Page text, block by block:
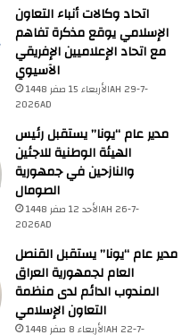
منظمة التعاون الإسلامي تدين اعتداء مليشيا الحوثي الإرهابية على أمن الملاحة البحرية الدولية
6-8-2026ADاتحاد وكالات أنباء التعاون
الإسلامي يوقع مذكرة تفاهم
مع اتحاد الإعلاميين الإفريقي
الآسيوي
الأربعاء 15 صفر 1448AH 29-7-
2026AD
مدير عام “يونا” يستقبل رئيس
الهيئة الوطنية للاجئين
والنازحين في جمهورية
الصومال
الأحد 12 صفر 1448AH 26-7-
2026AD
مدير عام “يونا” يستقبل القنصل
العام لجمهورية العراق
المندوب الدائم لدى منظمة
التعاون الإسلامي
الأربعاء 8 صفر 1448AH 22-7-